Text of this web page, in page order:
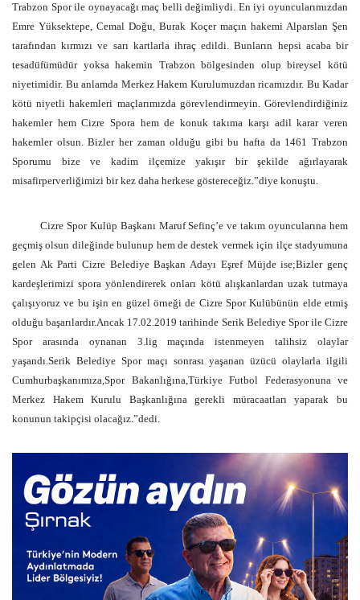
Trabzon Spor ile oynayacağı maç belli değimliydi. En iyi oyuncularımızdan
Emre Yüksektepe, Cemal Doğu, Burak Koçer maçın hakemi Alparslan Şen
tarafından kırmızı ve sarı kartlarla ihraç edildi. Bunların hepsi acaba bir
tesadüfümüdür yoksa hakemin Trabzon bölgesinden olup bireysel kötü
niyetimidir. Bu anlamda Merkez Hakem Kurulumuzdan ricamızdır. Bu Kadar
kötü niyetli hakemleri maçlarımızda görevlendirmeyin. Görevlendirdiğiniz
hakemler hem Cizre Spora hem de konuk takıma karşı adil karar veren
hakemler olsun. Bizler her zaman olduğu gibi bu hafta da 1461 Trabzon
Sporumu bize ve kadim ilçemize yakışır bir şekilde ağırlayarak
misafirperverliğimizi bir kez daha herkese göstereceğiz.”diye konuştu.
Cizre Spor Kulüp Başkanı Maruf Sefinç’e ve takım oyuncularına hem
geçmiş olsun dileğinde bulunup hem de destek vermek için ilçe stadyumuna
gelen Ak Parti Cizre Belediye Başkan Adayı Eşref Müjde ise;Bizler genç
kardeşlerimizi spora yönlendirerek onları kötü alışkanlardan uzak tutmaya
çalışıyoruz ve bu işin en güzel örneği de Cizre Spor Kulübünün elde etmiş
olduğu başarılardır.Ancak 17.02.2019 tarihinde Serik Belediye Spor ile Cizre
Spor arasında oynanan 3.lig maçında istenmeyen talihsiz olaylar
yaşandı.Serik Belediye Spor maçı sonrası yaşanan üzücü olaylarla ilgili
Cumhurbaşkanımıza,Spor Bakanlığına,Türkiye Futbol Federasyonuna ve
Merkez Hakem Kurulu Başkanlığına gerekli müracaatları yaparak bu
konunun takipçisi olacağız.”dedi.